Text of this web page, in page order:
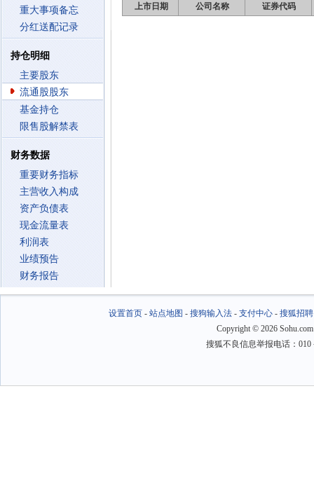
重大事项备忘
分红送配记录
持仓明细
主要股东
流通股股东
基金持仓
限售股解禁表
财务数据
重要财务指标
主营收入构成
资产负债表
现金流量表
利润表
业绩预告
财务报告
上市日期 公司名称 证券代码
设置首页- 站点地图 - 搜狗输入法- 支付中心- 搜狐招聘
Copyright © 2026
搜狐不良信息举报电话：010